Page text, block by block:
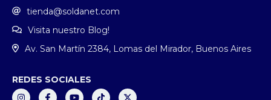
tienda@soldanet.com
Visita nuestro Blog!
Av. San Martín 2384, Lomas del Mirador, Buenos Aires
REDES SOCIALES